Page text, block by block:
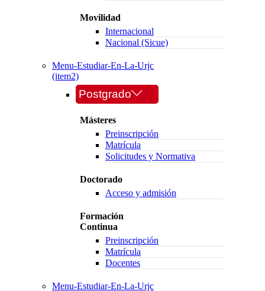
Movilidad
Internacional
Nacional (Sicue)
Menu-Estudiar-En-La-Urjc
(item2)
Postgrado
Másteres
Preinscripción
Matrícula
Solicitudes y Normativa
Doctorado
Acceso y admisión
Formación
Continua
Preinscripción
Matrícula
Docentes
Menu-Estudiar-En-La-Urjc